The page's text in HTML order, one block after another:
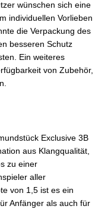
wünschen sich eine
individuellen Vorlieben
die Verpackung des
besseren Schutz
Ein weiteres
von Zubehör,
Exclusive 3B
aus Klangqualität,
zu einer
aller
von 1,5 ist es ein
Anfänger als auch für